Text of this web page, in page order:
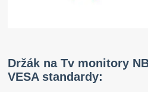
Držák na Tv monitory
VESA standardy: